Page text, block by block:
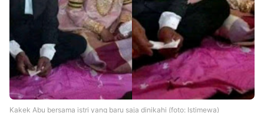
Kakek Abu bersama istri yang baru saja dinikahi (foto: Istimewa)